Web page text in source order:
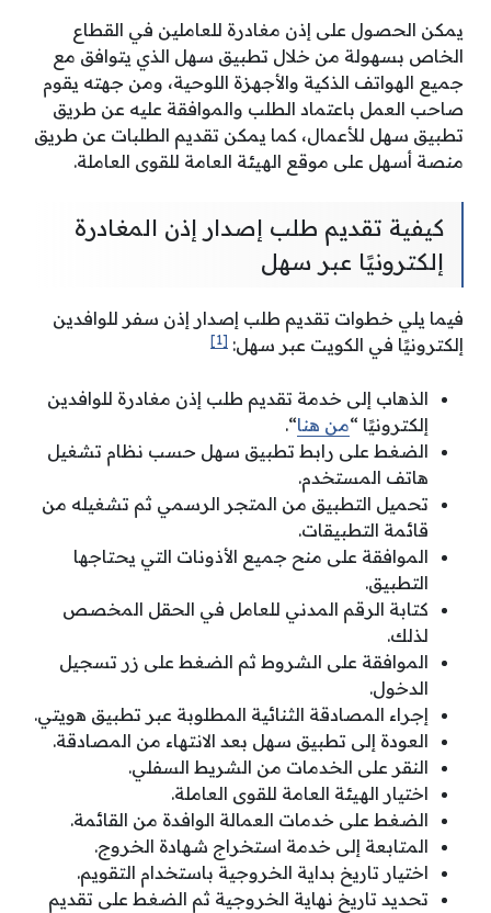
يمكن الحصول على إذن مغادرة للعاملين في القطاع
الخاص بسهولة من خلال تطبيق سهل الذي يتوافق مع
جميع الهواتف الذكية والأجهزة اللوحية، ومن جهته يقوم
صاحب العمل باعتماد الطلب والموافقة عليه عن طريق
تطبيق سهل للأعمال، كما يمكن تقديم الطلبات عن طريق
منصة أسهل على موقع الهيئة العامة للقوى العاملة.
كيفية تقديم طلب إصدار إذن المغادرة
إلكترونيًا عبر سهل
فيما يلي خطوات تقديم طلب إصدار إذن سفر للوافدين
إلكترونيًا في الكويت عبر سهل: [1]
الذهاب إلى خدمة تقديم طلب إذن مغادرة للوافدين
إلكترونيًا “من هنا“.
الضغط على رابط تطبيق سهل حسب نظام تشغيل
هاتف المستخدم.
تحميل التطبيق من المتجر الرسمي ثم تشغيله من
قائمة التطبيقات.
الموافقة على منح جميع الأذونات التي يحتاجها
التطبيق.
كتابة الرقم المدني للعامل في الحقل المخصص
لذلك.
الموافقة على الشروط ثم الضغط على زر تسجيل
الدخول.
إجراء المصادقة الثنائية المطلوبة عبر تطبيق هويتي.
العودة إلى تطبيق سهل بعد الانتهاء من المصادقة.
النقر على الخدمات من الشريط السفلي.
اختيار الهيئة العامة للقوى العاملة.
الضغط على خدمات العمالة الوافدة من القائمة.
المتابعة إلى خدمة استخراج شهادة الخروج.
اختيار تاريخ بداية الخروجية باستخدام التقويم.
تحديد تاريخ نهاية الخروجية ثم الضغط على تقديم